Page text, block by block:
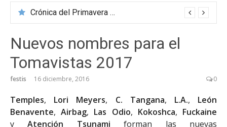
Crónica del Primavera Sound Porto 2026
Nuevos nombres para el
Tomavistas 2017
festis 16 diciembre, 2016 0
Temples, Lori Meyers, C. Tangana, L.A., León
Benavente,Airbag, Las Odio, Kokoshca, Fuckaine
yAtención Tsunami forman las nuevas